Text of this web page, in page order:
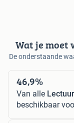
Wat je moet
De onderstaande
46,9%
Van alle
beschikbaar